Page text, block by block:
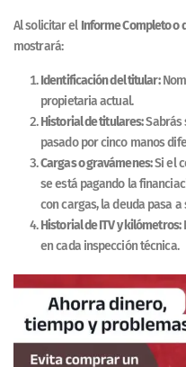
Al solicitar el Informe Completo o
mostrará:
Identificación del titular:
propietaria actual.
Historial de titulares:Sabrás
pasado por cinco manos
Cargas o gravámenes:Si el
se está pagando la
con cargas, la deuda pasa a
Historial de ITV y kilómetros:
en cada inspección técnica.